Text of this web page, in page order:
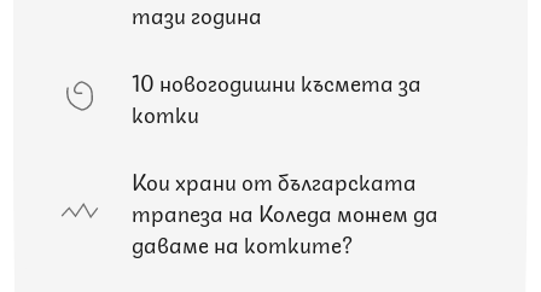
тази година
10 новогодишни късмета за
котки
Кои храни от българската
трапеза на Коледа можем да
даваме на котките?